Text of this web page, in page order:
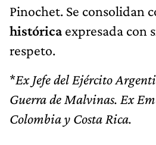
Pinochet. Se consolidan
históricaexpresada con
respeto.
*Ex Jefe del Ejército
Guerra de Malvinas. Ex
Colombia y Costa Rica.